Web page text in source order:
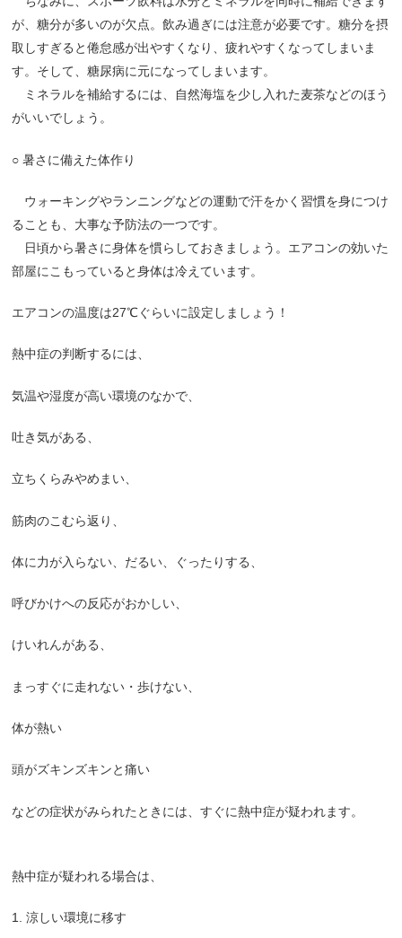
が、糖分が多いのが欠点。飲み過ぎには注意が必要です。糖分を摂
取しすぎると倦怠感が出やすくなり、疲れやすくなってしまいま
す。そして、糖尿病に元になってしまいます。
ミネラルを補給するには、自然海塩を少し入れた麦茶などのほう
がいいでしょう。
○暑さに備えた体作り
ウォーキングやランニングなどの運動で汗をかく習慣を身につけ
ることも、大事な予防法の一つです。
日頃から暑さに身体を慣らしておきましょう。エアコンの効いた
部屋にこもっていると身体は冷えています。
エアコンの温度は27℃ぐらいに設定しましょう！
熱中症の判断するには、
気温や湿度が高い環境のなかで、
吐き気がある、
立ちくらみやめまい、
筋肉のこむら返り、
体に力が入らない、だるい、ぐったりする、
呼びかけへの反応がおかしい、
けいれんがある、
まっすぐに走れない・歩けない、
体が熱い
頭がズキンズキンと痛い
などの症状がみられたときには、すぐに熱中症が疑われます。
熱中症が疑われる場合は、
1.涼しい環境に移す